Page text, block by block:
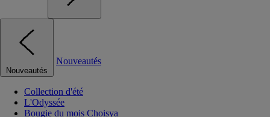
Nouveautés
Nouveautés
Collection d'été
L'Odyssée
Bougie du mois Choisya